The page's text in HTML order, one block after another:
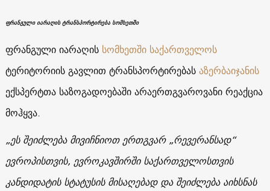
ფრანგული იარაღის ტრანსპორტირება სომხეთში
ფრანგული იარაღისსომხეთში საქართველოს
ტერიტორიის გავლით ტრანსპორტირებასაზერბაიჯანის
ექსპერტთა საზოგადოებაში არაერთგვაროვანი რეაქცია
მოჰყვა.
„ეს შეიძლება მივიჩნიოთ ერთგვარ „რევერანსად“
ევროპისთვის, ევროკავშირში საქართველოსთვის
კანდიდატის სტატუსის მისაღებად და შეიძლება აიხსნას